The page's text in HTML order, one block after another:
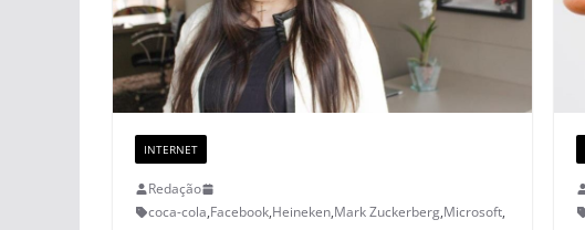
INTERNET
Redação
coca-cola,Facebook,Heineken,Mark Zuckerberg,Microsoft,